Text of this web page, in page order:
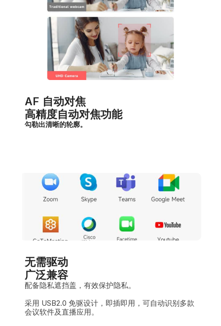
AF 自动对焦
高精度自动对焦功能
勾勒出清晰的轮廓。
无需驱动
广泛兼容
配备隐私遮挡盖，有效保护隐私。
采用 USB2.0 免驱设计，即插即用，可自动识别多款
会议软件及直播应用。